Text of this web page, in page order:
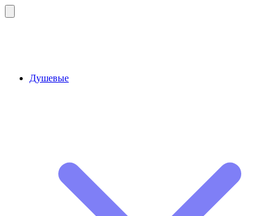
Душевые